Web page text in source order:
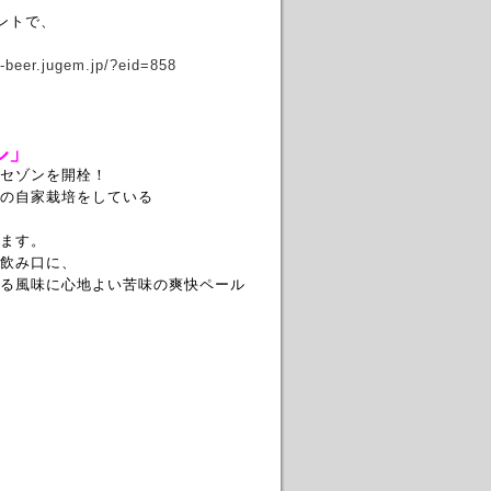
で、
?eid=858
ゾンを開栓！
自家栽培をしている
す。
み口に、
風味に心地よい苦味の爽快ペール